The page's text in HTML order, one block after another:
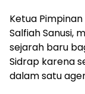
Ketua
Salfiah Sanusi,
sejarah baru
Sidrap karena
dalam satu